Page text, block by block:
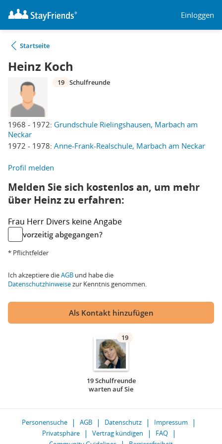
Einloggen
Startseite
Heinz Koch
1968 - 1972: Grundschule Rielingshausen, Marbach am
Neckar
1972 - 1978: Anne-Frank-Realschule, Marbach am Neckar
19 Schulfreunde
Profil melden
Melden Sie sich kostenlos an, um mehr
über Heinz zu erfahren:
Frau Herr Divers keine Angabe
vorzeitig abgegangen?
* Pflichtfelder
Ich akzeptiere dieAGB und habe die
Datenschutzhinweisezur Kenntnis genommen.
Als Kontakt hinzufügen
19
19 Schulfreunde
warten auf Sie
Personensuche AGB Datenschutz
Impressum
Privatsphäre
Vertrag kündigen
FAQ